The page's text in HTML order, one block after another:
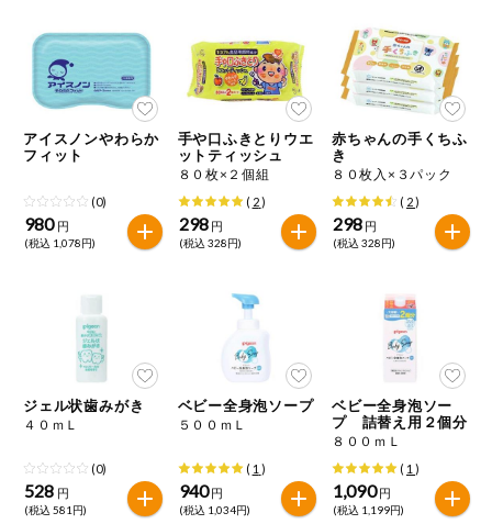
ミールキット
組合員さんの
リクエスト
け
オーガニック
ベビー・キッ
ズ関連
サプリメン
ト・栄養補助
アレルゲン対
エシカル
アイスノンやわらか
フィット
(0)
980 円
(税込 1,078円)
手や口ふきとりウエ
ットティッシュ
８０枚×２個組
( 2)
298 円
(税込 328円)
赤ちゃんの手くちふ
き
８０枚入×３パック
( 2)
298 円
(税込 328円)
ジェル状歯みがき
４０ｍＬ
(0)
528 円
(税込 581円)
ベビー全身泡ソープ
５００ｍＬ
( 1 )
940 円
(税込 1,034円)
ベビー全身泡ソー
プ 詰替え用２個分
８００ｍＬ
( 1 )
1,090 円
(税込 1,199円)